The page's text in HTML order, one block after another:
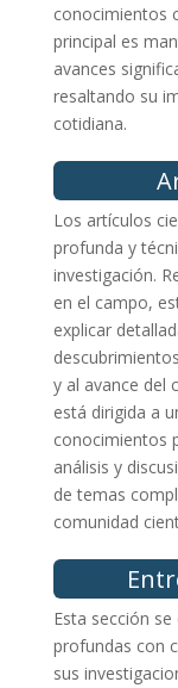
conocimientos
principal es
avances
resaltando su
cotidiana.
Los artículos
profunda y
investigación.
en el campo,
explicar
y al avance del
está dirigida a
conocimientos
análisis y
de temas
comunidad
Esta sección
profundas con
sus